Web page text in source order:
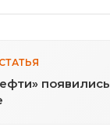
появились